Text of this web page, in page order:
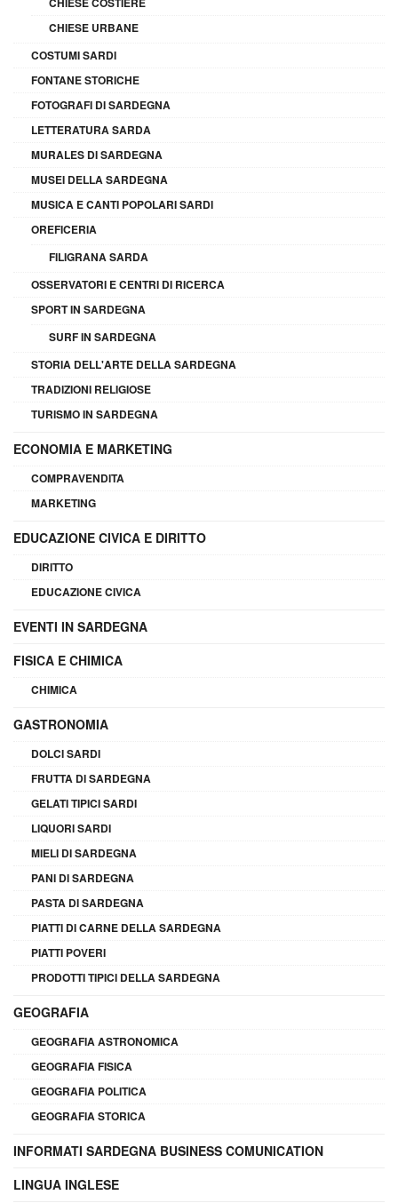
CHIESE URBANE
COSTUMI SARDI
FONTANE STORICHE
FOTOGRAFI DI SARDEGNA
LETTERATURA SARDA
MURALES DI SARDEGNA
MUSEI DELLA SARDEGNA
MUSICA E CANTI POPOLARI SARDI
OREFICERIA
FILIGRANA SARDA
OSSERVATORI E CENTRI DI RICERCA
SPORT IN SARDEGNA
SURF IN SARDEGNA
STORIA DELL'ARTE DELLA SARDEGNA
TRADIZIONI RELIGIOSE
TURISMO IN SARDEGNA
ECONOMIA E MARKETING
COMPRAVENDITA
MARKETING
EDUCAZIONE CIVICA E DIRITTO
DIRITTO
EDUCAZIONE CIVICA
EVENTI IN SARDEGNA
FISICA E CHIMICA
CHIMICA
GASTRONOMIA
DOLCI SARDI
FRUTTA DI SARDEGNA
GELATI TIPICI SARDI
LIQUORI SARDI
MIELI DI SARDEGNA
PANI DI SARDEGNA
PASTA DI SARDEGNA
PIATTI DI CARNE DELLA SARDEGNA
PIATTI POVERI
PRODOTTI TIPICI DELLA SARDEGNA
GEOGRAFIA
GEOGRAFIA ASTRONOMICA
GEOGRAFIA FISICA
GEOGRAFIA POLITICA
GEOGRAFIA STORICA
INFORMATI SARDEGNA BUSINESS COMUNICATION
LINGUA INGLESE